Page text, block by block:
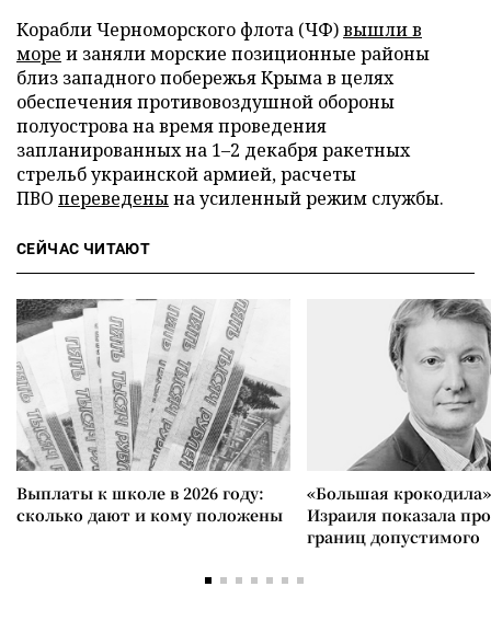
Корабли Черноморского флота (ЧФ)вышли в
море и заняли морские позиционные районы
близ западного побережья Крыма в целях
обеспечения противовоздушной обороны
полуострова на время проведения
запланированных на 1–2 декабря ракетных
стрельб украинской армией, расчеты
ПВО переведенына усиленный режим службы.
СЕЙЧАС ЧИТАЮТ
Выплаты к школе в 2026 году:
сколько дают и кому положены
«Большая
Израиля показала
границ допустимого